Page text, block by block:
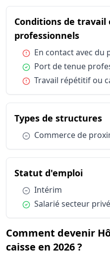
Conditions de travail et
Types de structures
Statut d'emploi
Conditions de travail
professionnelsdu
Condition :
En contact avec du
Condition :
Port de tenue
Condition :
Travail répétitif ou
Types de structures
Condition :
Commerce de
Statut d'emploidu
Condition :
Intérim
Condition :
Salarié secteur
Comment devenir
caisse en 2026 ?